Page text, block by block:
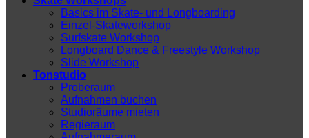
Basics im Skate- und Longboarding
Einzel-Skateworkshop
Surfskate Workshop
Longboard Dance & Freestyle Workshop
Slide Workshop
Tonstudio
Proberaum
Aufnahmen buchen
Studioräume mieten
Regieraum